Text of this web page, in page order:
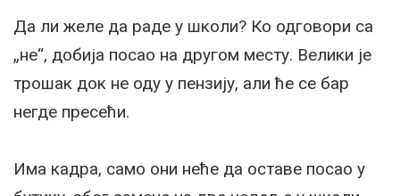
Да ли желе да раде у школи? Ко одговори са
„не“, добија посао на другом месту. Велики је
трошак док не оду у пензију, али ће се бар
негде пресећи.
Има кадра, само они неће да оставе посао у